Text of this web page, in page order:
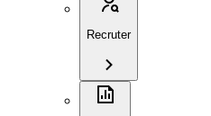
Recruter